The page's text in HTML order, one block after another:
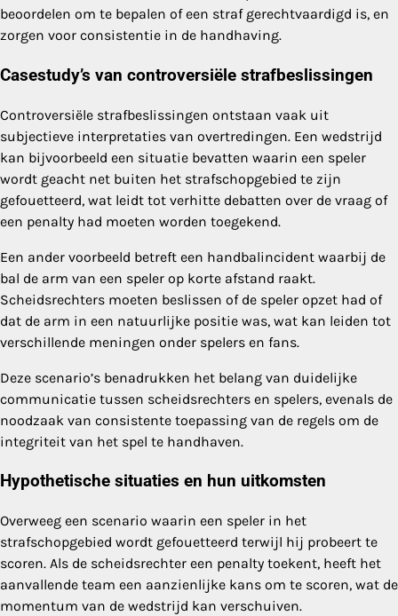
beoordelen om te bepalen of een straf gerechtvaardigd is, en
zorgen voor consistentie in de handhaving.
Casestudy’s van controversiële strafbeslissingen
Controversiële strafbeslissingen ontstaan vaak uit
subjectieve interpretaties van overtredingen. Een wedstrijd
kan bijvoorbeeld een situatie bevatten waarin een speler
wordt geacht net buiten het strafschopgebied te zijn
gefouetteerd, wat leidt tot verhitte debatten over de vraag of
een penalty had moeten worden toegekend.
Een ander voorbeeld betreft een handbalincident waarbij de
bal de arm van een speler op korte afstand raakt.
Scheidsrechters moeten beslissen of de speler opzet had of
dat de arm in een natuurlijke positie was, wat kan leiden tot
verschillende meningen onder spelers en fans.
Deze scenario’s benadrukken het belang van duidelijke
communicatie tussen scheidsrechters en spelers, evenals de
noodzaak van consistente toepassing van de regels om de
integriteit van het spel te handhaven.
Hypothetische situaties en hun uitkomsten
Overweeg een scenario waarin een speler in het
strafschopgebied wordt gefouetteerd terwijl hij probeert te
scoren. Als de scheidsrechter een penalty toekent, heeft het
aanvallende team een aanzienlijke kans om te scoren, wat de
momentum van de wedstrijd kan verschuiven.